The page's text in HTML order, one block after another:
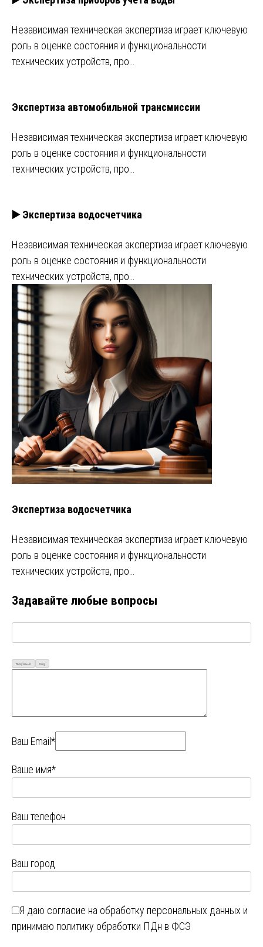
Независимая техническая экспертиза играет ключевую
роль в оценке состояния и функциональности
технических устройств, про…
Экспертиза автомобильной трансмиссии
Независимая техническая экспертиза играет ключевую
роль в оценке состояния и функциональности
технических устройств, про…
▶️ Экспертиза водосчетчика
Независимая техническая экспертиза играет ключевую
роль в оценке состояния и функциональности
технических устройств, про…
Экспертиза водосчетчика
Независимая техническая экспертиза играет ключевую
роль в оценке состояния и функциональности
технических устройств, про…
Задавайте любые вопросы
Визуально Код
Ваш Email*
Ваше имя*
Ваш телефон
Ваш город
Я даю согласие на обработку персональных данных и
принимаю политику обработки ПДн в ФСЭ